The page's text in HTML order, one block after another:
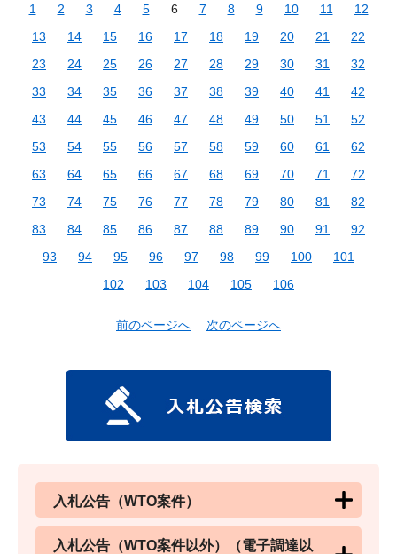
1 2 3 4 5 6 7 8 9 10 11
12
13
14 15 16 17 18 19 20 21
22
23
24 25 26 27 28 29 30 31
32
33
34 35 36 37 38 39 40 41
42
43
44 45 46 47 48 49 50 51
52
53
54 55 56 57 58 59 60 61
62
63
64 65 66 67 68 69 70 71
72
73
74 75 76 77 78 79 80 81
82
83
84 85 86 87 88 89 90 91
92
93
94 95 96 97 98 99 100
101
102
103 104 105 106
前のページへ 次のページへ
入札公告（WTO案件）
入札公告（WTO案件以外）（電子調達以